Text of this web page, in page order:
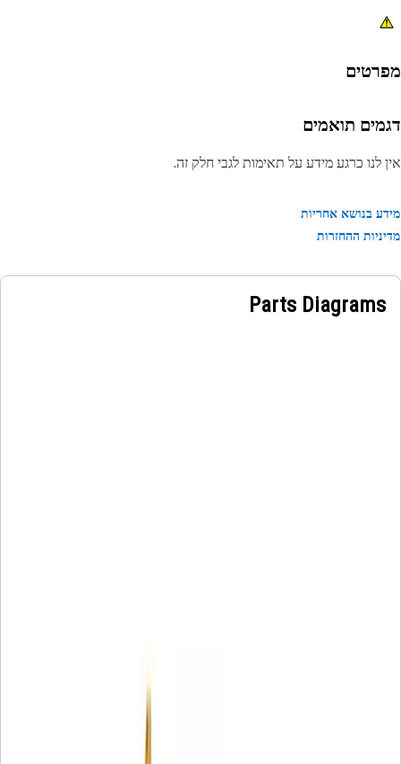
תואמים
לנו כרגע מידע על תאימות לגבי חלק זה.
בנושא אחריות
ההחזרות
Parts Diagrams